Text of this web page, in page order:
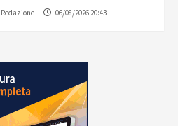
Redazione 06/08/2026 20:43